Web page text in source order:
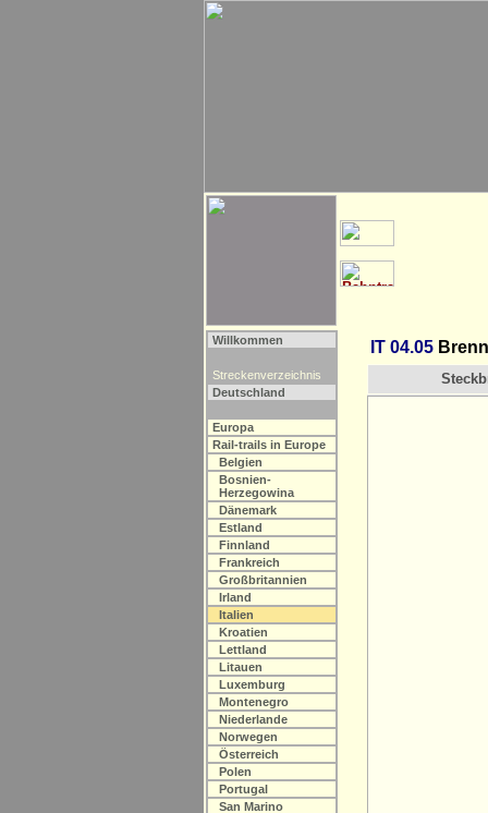
Willkommen
Streckenverzeichnis
Deutschland
Europa
Rail-trails in Europe
Belgien
Bosnien-
Herzegowina
Dänemark
Estland
Finnland
Frankreich
Großbritannien
Irland
Italien
Kroatien
Lettland
Litauen
Luxemburg
Montenegro
Niederlande
Norwegen
Österreich
Polen
Portugal
San Marino
IT 04.05